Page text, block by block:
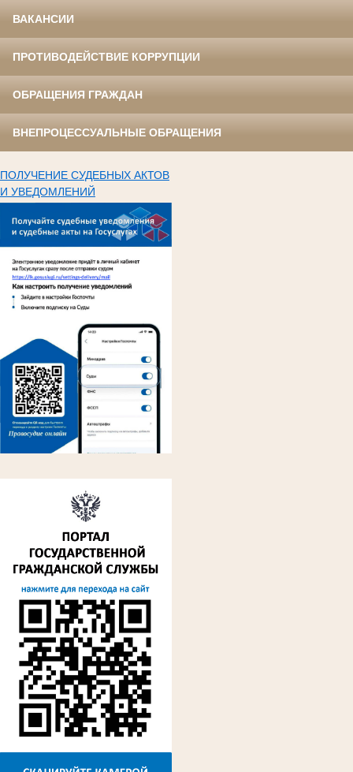
ВАКАНСИИ
ПРОТИВОДЕЙСТВИЕ КОРРУПЦИИ
ОБРАЩЕНИЯ ГРАЖДАН
ВНЕПРОЦЕССУАЛЬНЫЕ ОБРАЩЕНИЯ
ПОЛУЧЕНИЕ СУДЕБНЫХ АКТОВ
И УВЕДОМЛЕНИЙ